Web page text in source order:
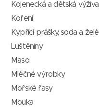
Kojenecká a dětská výživa
Koření
Kypřící prášky, soda a želé
Luštěniny
Maso
Mléčné výrobky
Mořské řasy
Mouka